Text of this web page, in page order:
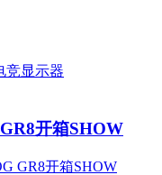
开箱SHOW